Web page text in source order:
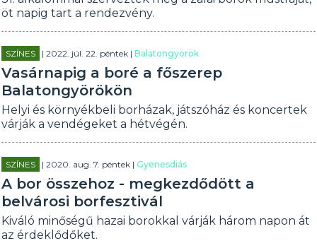
öt napig tart a rendezvény.
SZÍNES | 2022. júl. 22. péntek |Balatongyörök
Vasárnapig a boré a főszerep
Balatongyörökön
Helyi és környékbeli borházak, játszóház és koncertek
várják a vendégeket a hétvégén.
SZÍNES | 2020. aug. 7. péntek |Gyenesdiás
A bor összehoz - megkezdődött a
belvárosi borfesztivál
Kiváló minőségű hazai borokkal várják három napon át
az érdeklődőket.